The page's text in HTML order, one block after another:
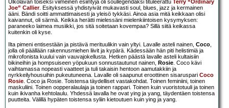
Ulkolavan toiseksi viimeinen esiintyjä oli soullegendaksi tituleerattu Terry “Ordinary
Joe” Callier. Esityksessä yhdistyivät mukavasti soul, blues, jazz ja kermainen
ääni. Bändi soitti ammattimaisesti ja yleisö tykkäsi. Ainoa asia mitä keikkaan olisi
kaivannut, oli särmä. Keikka herätti mielessäni mielenkiintoisen kysymyksen:
paraneeko laimea musiikki, jos sitä soitetaan kovempaa? Sillä siitä keikassa
kuitenkin oli kyse.
Ilta pimeni entisestään ja pistävä merituulikin vain yltyi. Lavalle asteli nainen, Coco,
jolla oli päällään rakennusmiehen liivit ja kypärä. Kädessään hän piti helistimiä ja
mikrofonista kuului vain vauvajokellusta. Hetken päästä lavalle asteli kultaisiin
bikineihin ja hompsuiseen yöpukuun sonnustautunut nainen, Rosie. Coco kävi
vaihtamassa nopeasti vaatteet ja tuli takaisin hentoon aamutakkiin ja
nyrkkeilyhousuihin pukeutuneena. Lavalle oli saapunut eroottinen sisaruspari Coco
Rosie. Coco ja Rosie. Toistensa täydelliset vastakohdat. Toinen feminiini, toinen
maskuliini. Toinen oopperalaulaja ja toinen rappari. Toinen kuin vuoristotuuli ja toinen
kuin ikivanha kehtolaulu. Yhdessä lavalla he ovat ying ja yang, täydentäen toistensa
puutteita. Välillä hypäten toistensa syliin kietoutuen kuin ying ja yang.